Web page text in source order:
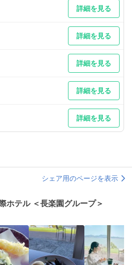
により、米子道・山陰道チェーン規制まれに
詳細を見る
詳細を見る
詳細を見る
詳細を見る
詳細を見る
シェア用のページを表示
テル ＜長楽園グループ＞